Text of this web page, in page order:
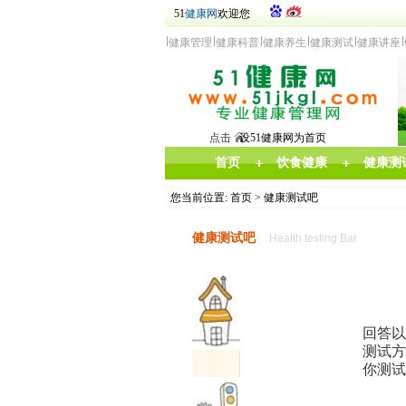
51健康网欢迎您
健康管理 健康科普 健康养生 健康测试 健康讲座
点击设51健康网为首页
首页 饮食健康 健康测
您当前位置: 首页 > 健康测试吧
健康测试吧 Health testing Bar
回答
测试
你测